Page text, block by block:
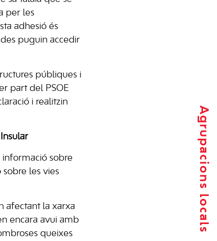
Agrupacions locals
per les
adhesió és
puguin accedir
públiques i
part del PSOE
i realitzin
informació sobre
sobre les vies
afectant la xarxa
encara avui amb
queixes